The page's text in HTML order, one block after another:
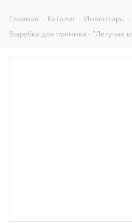
Главная - Каталог - Инвентарь -
Вырубка для пряника - "Летучая